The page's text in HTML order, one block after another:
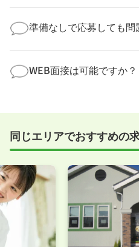
す！
積極的に受け入れていま
の様子を見ることで、よ
ださい！
準備なしで応募しても問
まで、一からサポートい
たばかり」「何から始め
WEB面接は可能ですか？
すめしていますが、企業
事前に確認することは可
付けください！
同じエリアでおすすめの